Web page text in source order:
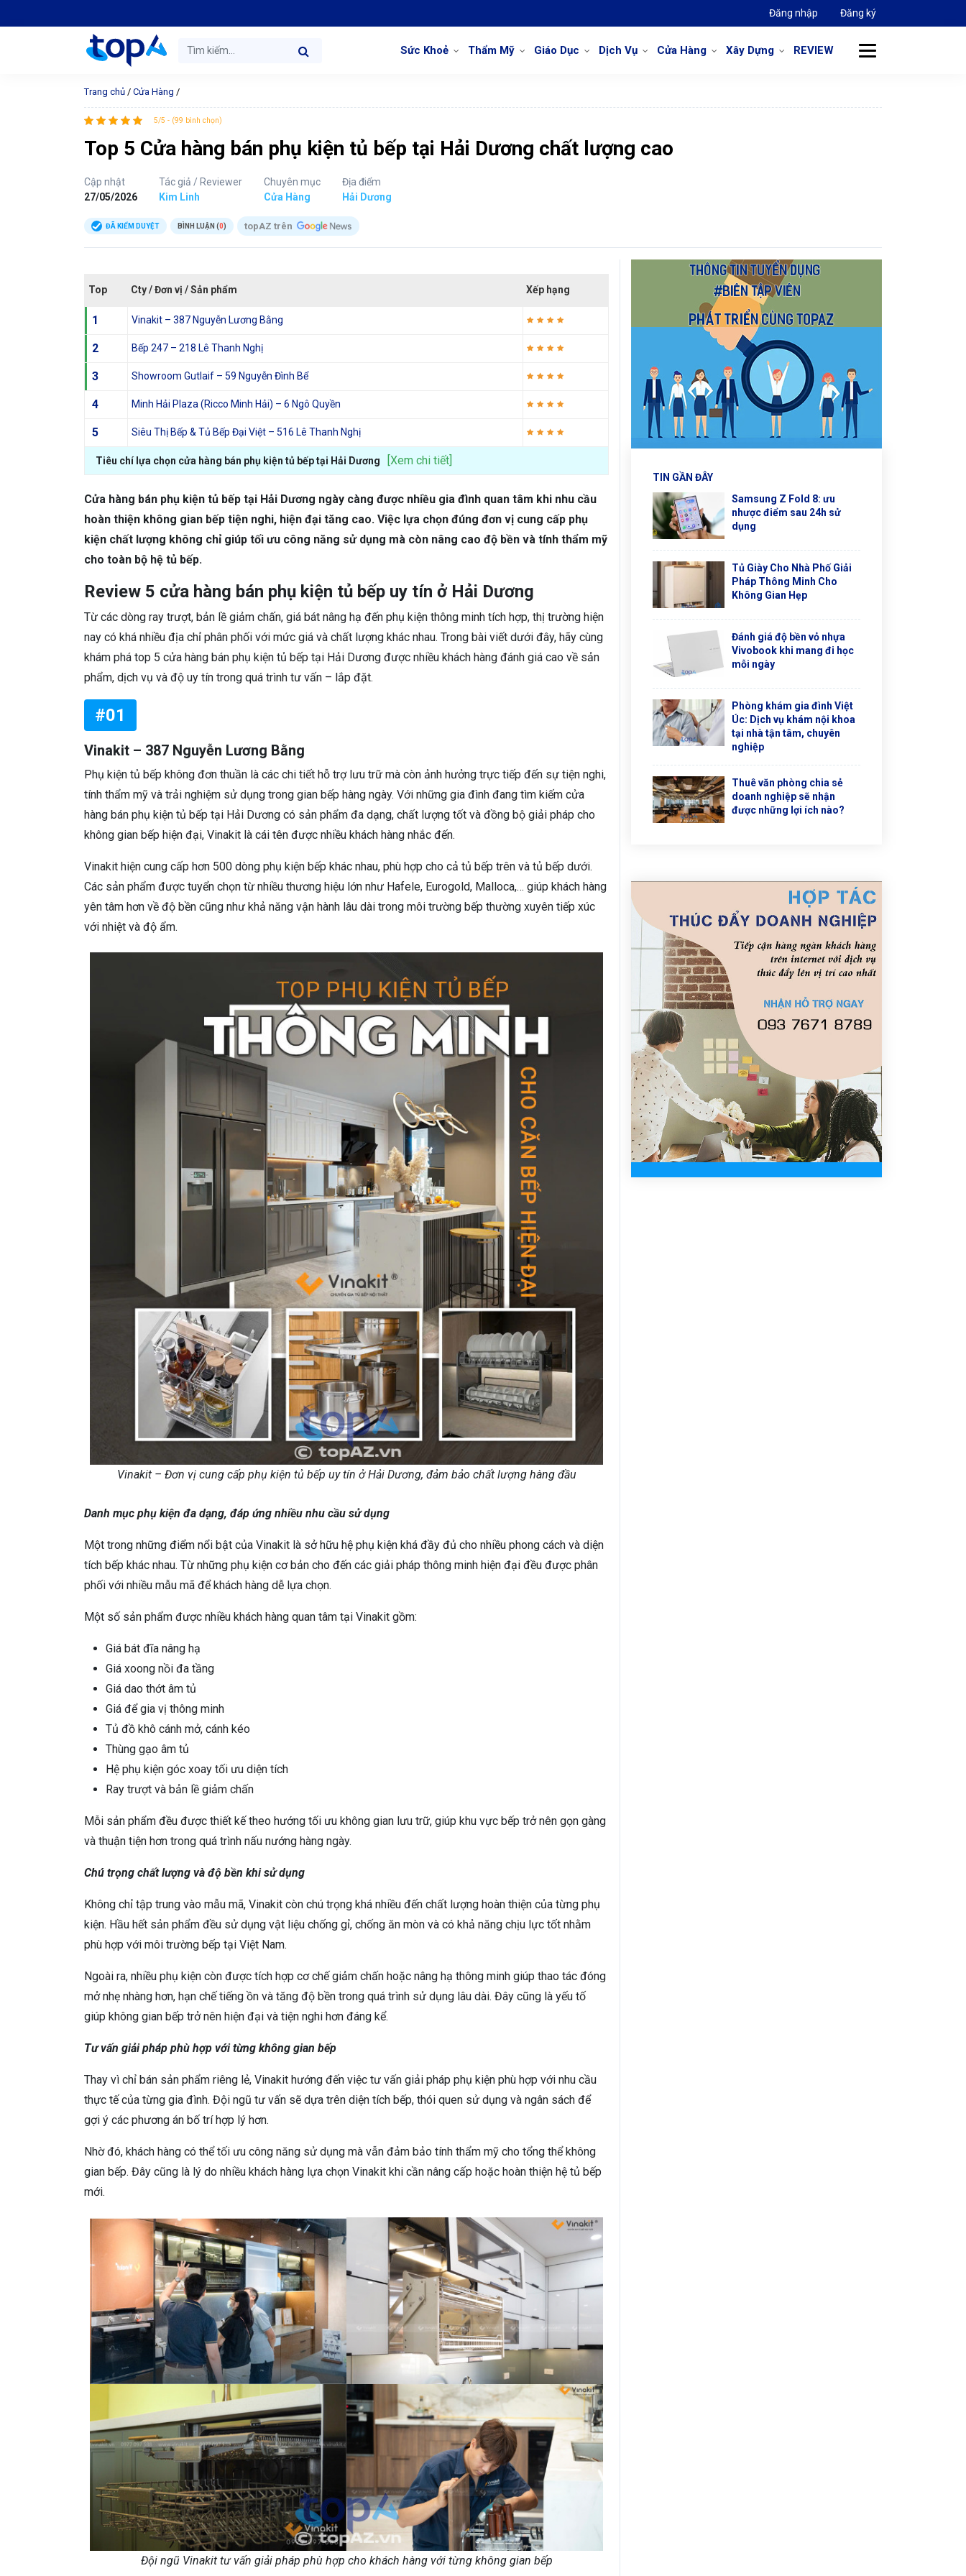
Đăng nhập Đăng ký
Sức Khoẻ Thẩm Mỹ Giáo Dục Dịch Vụ Cửa Hàng Xây Dựng REVIEW
Trang chủ / Cửa Hàng /
5/5 - (99 bình chọn)
Top 5 Cửa hàng bán phụ kiện tủ bếp tại Hải Dương chất lượng cao
Cập nhật
27/05/2026
Tác giả / Reviewer
Kim Linh
Chuyên mục
Cửa Hàng
Địa điểm
Hải Dương
ĐÃ KIỂM DUYỆT BÌNH LUẬN (0) topAZ trên
Top Cty / Đơn vị / Sản phẩm Xếp hạng
1 Vinakit – 387 Nguyễn Lương Bằng
2 Bếp 247 – 218 Lê Thanh Nghị
3 Showroom Gutlaif – 59 Nguyễn Đình Bể
4 Minh Hải Plaza (Ricco Minh Hải) – 6 Ngô Quyền
5 Siêu Thị Bếp & Tủ Bếp Đại Việt – 516 Lê Thanh Nghị
Tiêu chí lựa chọn cửa hàng bán phụ kiện tủ bếp tại Hải Dương [Xem chi tiết]
Cửa hàng bán phụ kiện tủ bếp tại Hải Dương ngày càng được nhiều gia đình quan tâm khi nhu cầu
hoàn thiện không gian bếp tiện nghi, hiện đại tăng cao. Việc lựa chọn đúng đơn vị cung cấp phụ
kiện chất lượng không chỉ giúp tối ưu công năng sử dụng mà còn nâng cao độ bền và tính thẩm mỹ
cho toàn bộ hệ tủ bếp.
Review 5 cửa hàng bán phụ kiện tủ bếp uy tín ở Hải Dương
Từ các dòng ray trượt, bản lề giảm chấn, giá bát nâng hạ đến phụ kiện thông minh tích hợp, thị trường hiện
nay có khá nhiều địa chỉ phân phối với mức giá và chất lượng khác nhau. Trong bài viết dưới đây, hãy cùng
khám phá top 5 cửa hàng bán phụ kiện tủ bếp tại Hải Dương được nhiều khách hàng đánh giá cao về sản
phẩm, dịch vụ và độ uy tín trong quá trình tư vấn – lắp đặt.
#01
Vinakit – 387 Nguyễn Lương Bằng
Phụ kiện tủ bếp không đơn thuần là các chi tiết hỗ trợ lưu trữ mà còn ảnh hưởng trực tiếp đến sự tiện nghi,
tính thẩm mỹ và trải nghiệm sử dụng trong gian bếp hàng ngày. Với những gia đình đang tìm kiếm cửa
hàng bán phụ kiện tủ bếp tại Hải Dương có sản phẩm đa dạng, chất lượng tốt và đồng bộ giải pháp cho
không gian bếp hiện đại, Vinakit là cái tên được nhiều khách hàng nhắc đến.
Vinakit hiện cung cấp hơn 500 dòng phụ kiện bếp khác nhau, phù hợp cho cả tủ bếp trên và tủ bếp dưới.
Các sản phẩm được tuyển chọn từ nhiều thương hiệu lớn như Hafele, Eurogold, Malloca,… giúp khách hàng
yên tâm hơn về độ bền cũng như khả năng vận hành lâu dài trong môi trường bếp thường xuyên tiếp xúc
với nhiệt và độ ẩm.
Vinakit – Đơn vị cung cấp phụ kiện tủ bếp uy tín ở Hải Dương, đảm bảo chất lượng hàng đầu
Danh mục phụ kiện đa dạng, đáp ứng nhiều nhu cầu sử dụng
Một trong những điểm nổi bật của Vinakit là sở hữu hệ phụ kiện khá đầy đủ cho nhiều phong cách và diện
tích bếp khác nhau. Từ những phụ kiện cơ bản cho đến các giải pháp thông minh hiện đại đều được phân
phối với nhiều mẫu mã để khách hàng dễ lựa chọn.
Một số sản phẩm được nhiều khách hàng quan tâm tại Vinakit gồm:
Giá bát đĩa nâng hạ
Giá xoong nồi đa tầng
Giá dao thớt âm tủ
Giá để gia vị thông minh
Tủ đồ khô cánh mở, cánh kéo
Thùng gạo âm tủ
Hệ phụ kiện góc xoay tối ưu diện tích
Ray trượt và bản lề giảm chấn
Mỗi sản phẩm đều được thiết kế theo hướng tối ưu không gian lưu trữ, giúp khu vực bếp trở nên gọn gàng
và thuận tiện hơn trong quá trình nấu nướng hàng ngày.
Chú trọng chất lượng và độ bền khi sử dụng
Không chỉ tập trung vào mẫu mã, Vinakit còn chú trọng khá nhiều đến chất lượng hoàn thiện của từng phụ
kiện. Hầu hết sản phẩm đều sử dụng vật liệu chống gỉ, chống ăn mòn và có khả năng chịu lực tốt nhằm
phù hợp với môi trường bếp tại Việt Nam.
Ngoài ra, nhiều phụ kiện còn được tích hợp cơ chế giảm chấn hoặc nâng hạ thông minh giúp thao tác đóng
mở nhẹ nhàng hơn, hạn chế tiếng ồn và tăng độ bền trong quá trình sử dụng lâu dài. Đây cũng là yếu tố
giúp không gian bếp trở nên hiện đại và tiện nghi hơn đáng kể.
Tư vấn giải pháp phù hợp với từng không gian bếp
Thay vì chỉ bán sản phẩm riêng lẻ, Vinakit hướng đến việc tư vấn giải pháp phụ kiện phù hợp với nhu cầu
thực tế của từng gia đình. Đội ngũ tư vấn sẽ dựa trên diện tích bếp, thói quen sử dụng và ngân sách để
gợi ý các phương án bố trí hợp lý hơn.
Nhờ đó, khách hàng có thể tối ưu công năng sử dụng mà vẫn đảm bảo tính thẩm mỹ cho tổng thể không
gian bếp. Đây cũng là lý do nhiều khách hàng lựa chọn Vinakit khi cần nâng cấp hoặc hoàn thiện hệ tủ bếp
mới.
Đội ngũ Vinakit tư vấn giải pháp phù hợp cho khách hàng với từng không gian bếp
TIN GẦN ĐÂY
Samsung Z Fold 8: ưu
nhược điểm sau 24h sử
dụng
Tủ Giày Cho Nhà Phố Giải
Pháp Thông Minh Cho
Không Gian Hẹp
Đánh giá độ bền vỏ nhựa
Vivobook khi mang đi học
mỗi ngày
Phòng khám gia đình Việt
Úc: Dịch vụ khám nội khoa
tại nhà tận tâm, chuyên
nghiệp
Thuê văn phòng chia sẻ
doanh nghiệp sẽ nhận
được những lợi ích nào?